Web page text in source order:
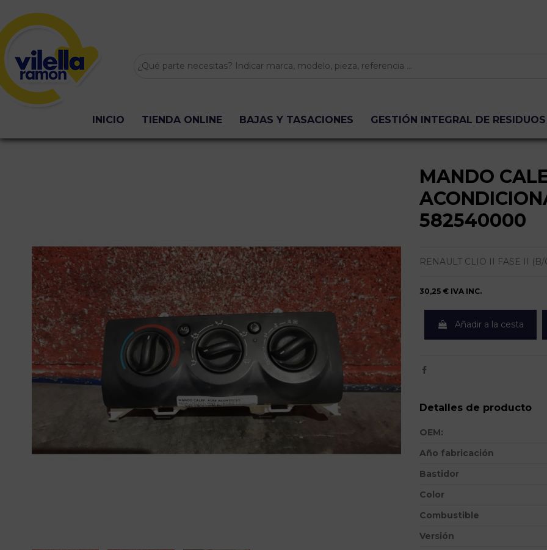
INICIO TIENDA ONLINE BAJAS Y TASACIONES GESTIÓN INTEGRAL DE RESIDUOS
MANDO
582540000
RENAULT CLIO II FASE II (B/
30,25 € IVA INC.
Añadir a la cesta
Detalles de producto
OEM:
Año fabricación
Bastidor
Color
Combustible
Versión